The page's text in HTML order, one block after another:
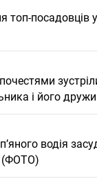
топ-
і його
водія
(ФОТО)